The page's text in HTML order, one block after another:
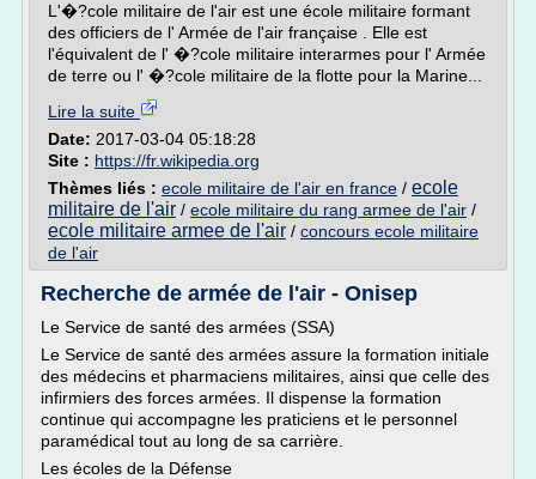
L'�?cole militaire de l'air est une école militaire formant
des officiers de l' Armée de l'air française . Elle est
l'équivalent de l' �?cole militaire interarmes pour l' Armée
de terre ou l' �?cole militaire de la flotte pour la Marine...
Lire la suite
Date: 2017-03-04 05:18:28
Site : https://fr.wikipedia.org
Thèmes liés : ecole militaire de l'air en france / ecole
militaire de l'air / ecole militaire du rang armee de l'air /
ecole militaire armee de l'air / concours ecole militaire
de l'air
Recherche de armée de l'air - Onisep
Le Service de santé des armées (SSA)
Le Service de santé des armées assure la formation initiale
des médecins et pharmaciens militaires, ainsi que celle des
infirmiers des forces armées. Il dispense la formation
continue qui accompagne les praticiens et le personnel
paramédical tout au long de sa carrière.
Les écoles de la Défense